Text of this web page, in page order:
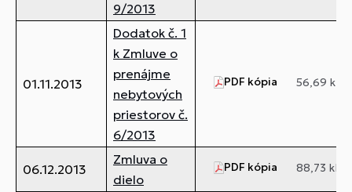
9/2013
01.11.2013
Dodatok č. 1
k Zmluve o
prenájme
nebytových
priestorov č.
6/2013
PDF kópia 56,69 kB
06.12.2013
Zmluva o
dielo
PDF kópia 88,73 kB